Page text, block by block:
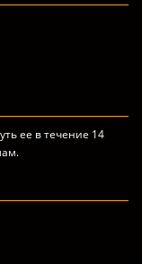
ее в течение 14
.